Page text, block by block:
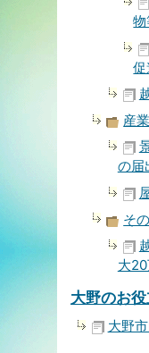
産
の届
そ
大
大野のお
大野